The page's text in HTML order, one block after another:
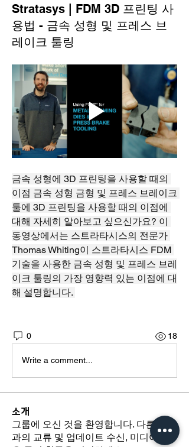
Stratasys | FDM 3D 프린팅 사
용법 - 금속 성형 및 프레스 브
레이크 툴링
금속 성형에 3D 프린팅을 사용할 때의
이점 금속 성형 금형 및 프레스 브레이크
툴에 3D 프린팅을 사용할 때의 이점에
대해 자세히 알아보고 싶으신가요? 이
동영상에서는 스트라타시스의 전문가
Thomas Whiting이 스트라타시스 FDM
기술을 사용한 금속 성형 및 프레스 브레
이크 툴링의 가장 영향력 있는 이점에 대
해 설명합니다.
0 18
Write a comment...
소개
그룹에 오신 것을 환영합니다. 다른 회원
과의 교류 및 업데이트 수신, 미디어 공